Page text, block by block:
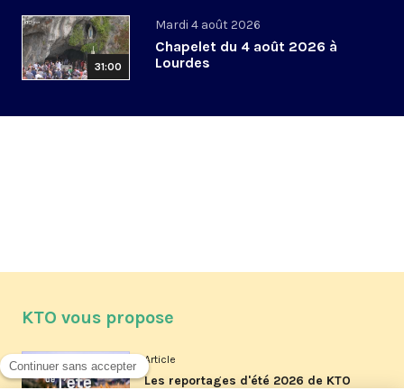
31:00
Mardi 4 août 2026
Chapelet du 4 août 2026 à
Lourdes
KTO vous propose
Article
Les reportages d'été 2026 de KTO